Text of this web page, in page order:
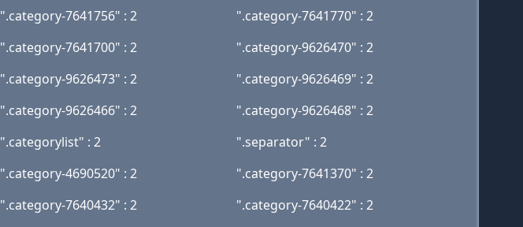
".category-7641756" : 2
".category-7641770" : 2
".category-7641700" : 2
".category-9626470" : 2
".category-9626473" : 2
".category-9626469" : 2
".category-9626466" : 2
".category-9626468" : 2
".categorylist" : 2
".separator" : 2
".category-4690520" : 2
".category-7641370" : 2
".category-7640432" : 2
".category-7640422" : 2